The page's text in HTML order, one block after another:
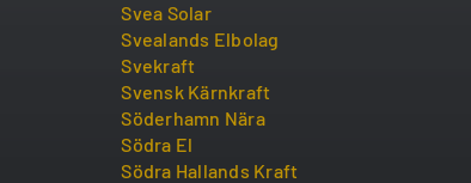
Svea Solar
Svealands Elbolag
Svekraft
Svensk Kärnkraft
Söderhamn Nära
Södra El
Södra Hallands Kraft